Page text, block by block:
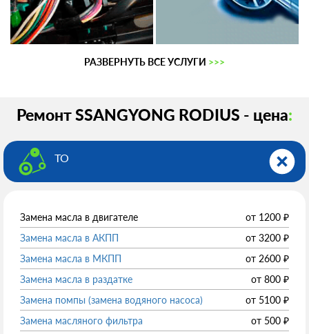
РАЗВЕРНУТЬ ВСЕ УСЛУГИ >>>
Ремонт SSANGYONG RODIUS - цена:
ТО
Замена масла в двигателе от 1200 ₽
Замена масла в АКПП
от 3200 ₽
Замена масла в МКПП
от 2600 ₽
Замена масла в раздатке
от 800 ₽
Замена помпы (замена водяного насоса)
от 5100 ₽
Замена масляного фильтра
от 500 ₽